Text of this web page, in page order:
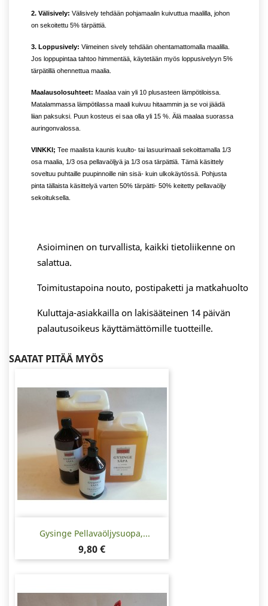
2. Välisively: Välisively tehdään pohjamaalin kuivuttua maalilla, johon
on sekoitettu 5% tärpättiä.
3. Loppusively: Viimeinen sively tehdään ohentamattomalla maalilla.
Jos loppupintaa tahtoo himmentää, käytetään myös loppusivelyyn 5%
tärpätillä ohennettua maalia.
Maalausolosuhteet: Maalaa vain yli 10 plusasteen lämpötiloissa.
Matalammassa lämpötilassa maali kuivuu hitaammin ja se voi jäädä
liian paksuksi. Puun kosteus ei saa olla yli 15 %. Älä maalaa suorassa
auringonvalossa.
VINKKI; Tee maalista kaunis kuulto- tai lasuurimaali sekoittamalla 1/3
osa maalia, 1/3 osa pellavaöljyä ja 1/3 osa tärpättiä. Tämä käsittely
soveltuu puhtaille puupinnoille niin sisä- kuin ulkokäytössä. Pohjusta
pinta tällaista käsittelyä varten 50% tärpätti- 50% keitetty pellavaöljy
sekoituksella.
Asioiminen on turvallista, kaikki tietoliikenne on
salattua.
Toimitustapoina nouto, postipaketti ja matkahuolto
Kuluttaja-asiakkailla on lakisääteinen 14 päivän
palautusoikeus käyttämättömille tuotteille.
SAATAT PITÄÄ MYÖS
Gysinge Pellavaöljysuopa,...
Hinta
9,80 €